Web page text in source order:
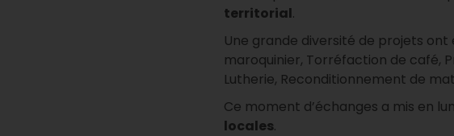
territorial.
Une grande diversité de projets
maroquinier, Torréfaction de café,
Lutherie, Reconditionnement de
Ce moment d’échanges a mis en
locales.